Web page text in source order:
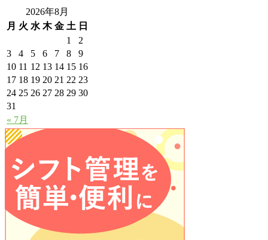
2026年8月
月 火 水 木 金 土 日
« 7月
1
2
3
4 5 6 7 8
9
10 11 12 13 14 15 16
17 18 19 20 21 22 23
24 25 26 27 28 29 30
31